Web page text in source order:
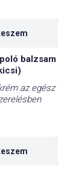
balzsam
az egész